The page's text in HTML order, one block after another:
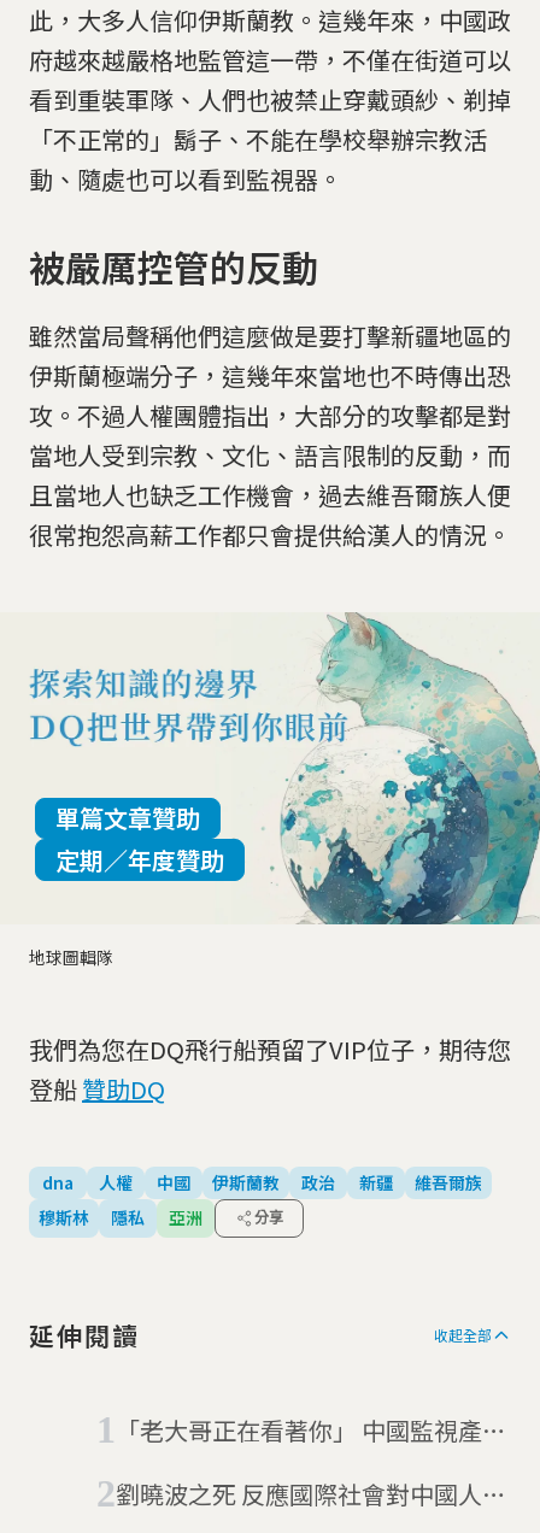
此，大多人信仰伊斯蘭教。這幾年來，中國政
府越來越嚴格地監管這一帶，不僅在街道可以
看到重裝軍隊、人們也被禁止穿戴頭紗、剃掉
「不正常的」鬍子、不能在學校舉辦宗教活
動、隨處也可以看到監視器。
被嚴厲控管的反動
雖然當局聲稱他們這麼做是要打擊新疆地區的
伊斯蘭極端分子，這幾年來當地也不時傳出恐
攻。不過人權團體指出，大部分的攻擊都是對
當地人受到宗教、文化、語言限制的反動，而
且當地人也缺乏工作機會，過去維吾爾族人便
很常抱怨高薪工作都只會提供給漢人的情況。
地球圖輯隊
單篇文章贊助
定期／年度贊助
我們為您在DQ飛行船預留了VIP位子，期待您
登船贊助DQ
dna 人權 中國 伊斯蘭教 政治 新疆
維吾爾族
穆斯林
隱私 亞洲 分享
延伸閱讀 收起全部
「老大哥正在看著你」 中國監視產業
劉曉波之死 反應國際社會對中國人權